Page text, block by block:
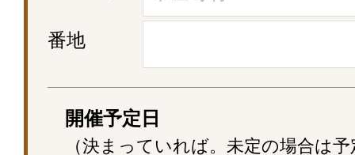
番地
開催予定日
（決まっていれば。未定の場合は